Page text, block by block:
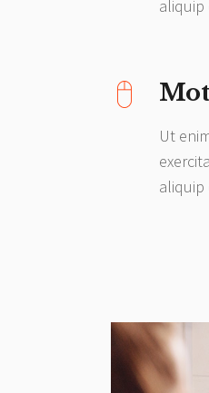
aliquip
Ut
aliquip